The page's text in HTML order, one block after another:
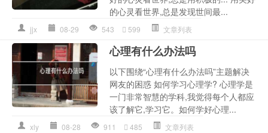
的心灵看世界,总是发现世间最...
jjx 08-29 543 599 文章列表
心理有什么办法吗
以下围绕“心理有什么办法吗”主题解决
网友的困惑 如何学习心理学? 心理学是
一门非常智慧的学科,我觉得每个人都应
该了解它,学习它。如何学好心理...
xly 08-28 911 485 文章列表